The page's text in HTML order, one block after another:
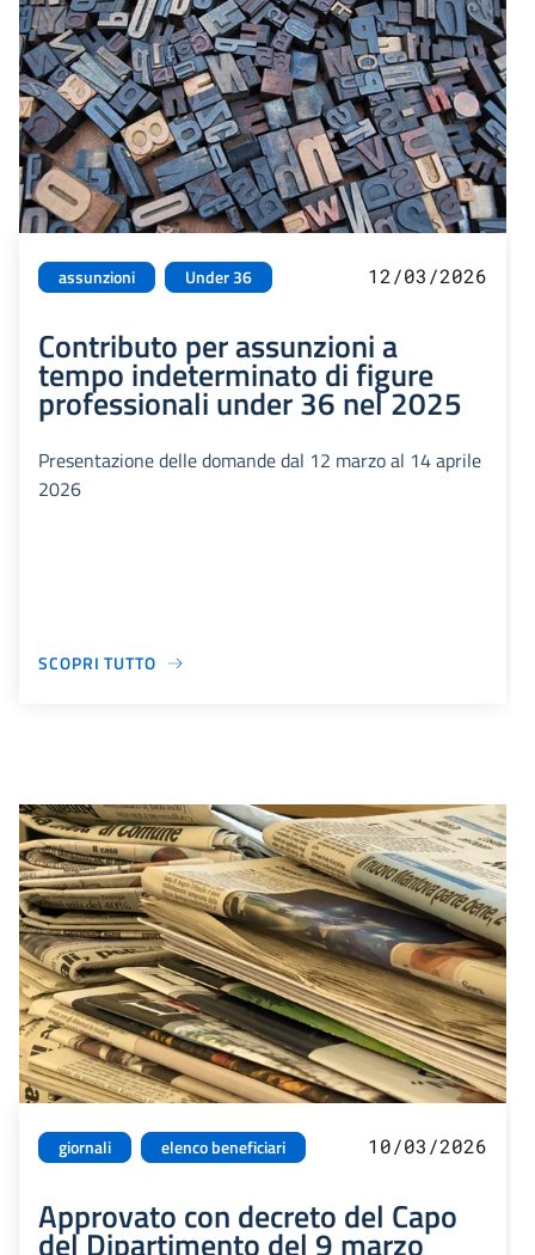
assunzioni Under 36 12/03/2026
Contributo per assunzioni a
tempo indeterminato di figure
professionali under 36 nel 2025
Presentazione delle domande dal 12 marzo al 14 aprile
2026
SCOPRI TUTTO
giornali elenco beneficiari 10/03/2026
Approvato con decreto del Capo
del Dipartimento del 9 marzo